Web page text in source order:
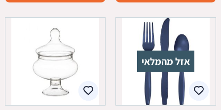
אזל מהמלאי